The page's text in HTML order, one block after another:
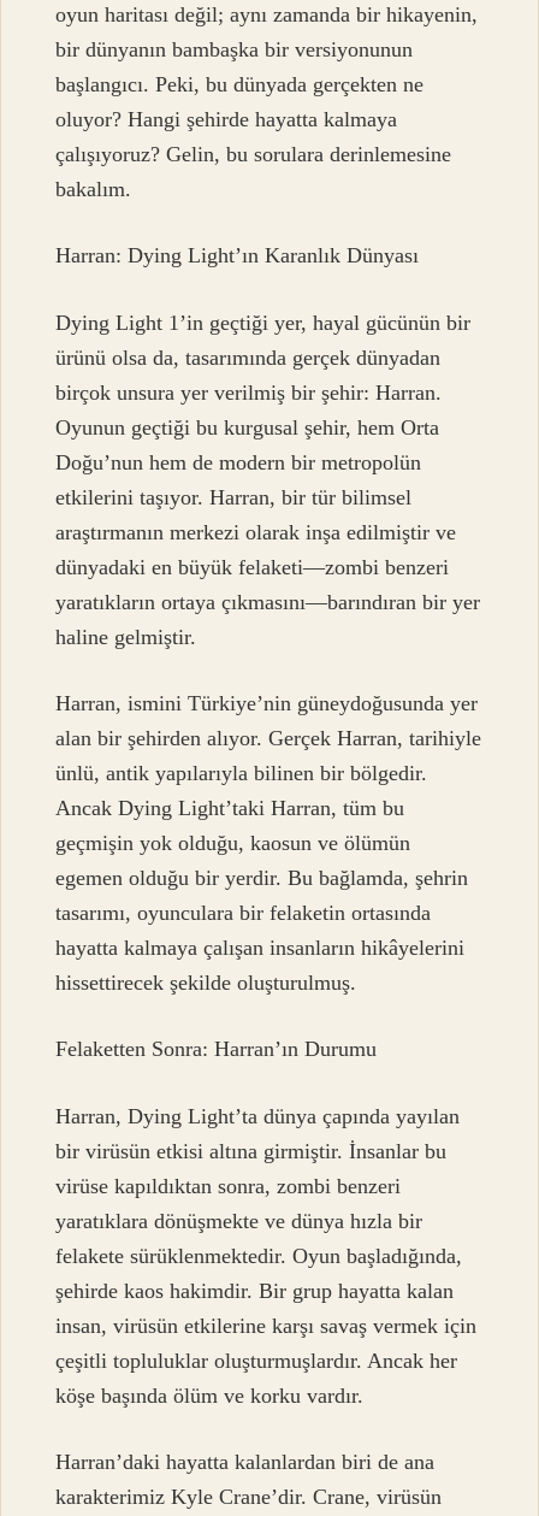
oyun haritası değil; aynı zamanda bir hikayenin,
bir dünyanın bambaşka bir versiyonunun
başlangıcı. Peki, bu dünyada gerçekten ne
oluyor? Hangi şehirde hayatta kalmaya
çalışıyoruz? Gelin, bu sorulara derinlemesine
bakalım.
Harran: Dying Light’ın Karanlık Dünyası
Dying Light 1’in geçtiği yer, hayal gücünün bir
ürünü olsa da, tasarımında gerçek dünyadan
birçok unsura yer verilmiş bir şehir: Harran.
Oyunun geçtiği bu kurgusal şehir, hem Orta
Doğu’nun hem de modern bir metropolün
etkilerini taşıyor. Harran, bir tür bilimsel
araştırmanın merkezi olarak inşa edilmiştir ve
dünyadaki en büyük felaketi—zombi benzeri
yaratıkların ortaya çıkmasını—barındıran bir yer
haline gelmiştir.
Harran, ismini Türkiye’nin güneydoğusunda yer
alan bir şehirden alıyor. Gerçek Harran, tarihiyle
ünlü, antik yapılarıyla bilinen bir bölgedir.
Ancak Dying Light’taki Harran, tüm bu
geçmişin yok olduğu, kaosun ve ölümün
egemen olduğu bir yerdir. Bu bağlamda, şehrin
tasarımı, oyunculara bir felaketin ortasında
hayatta kalmaya çalışan insanların hikâyelerini
hissettirecek şekilde oluşturulmuş.
Felaketten Sonra: Harran’ın Durumu
Harran, Dying Light’ta dünya çapında yayılan
bir virüsün etkisi altına girmiştir. İnsanlar bu
virüse kapıldıktan sonra, zombi benzeri
yaratıklara dönüşmekte ve dünya hızla bir
felakete sürüklenmektedir. Oyun başladığında,
şehirde kaos hakimdir. Bir grup hayatta kalan
insan, virüsün etkilerine karşı savaş vermek için
çeşitli topluluklar oluşturmuşlardır. Ancak her
köşe başında ölüm ve korku vardır.
Harran’daki hayatta kalanlardan biri de ana
karakterimiz Kyle Crane’dir. Crane, virüsün